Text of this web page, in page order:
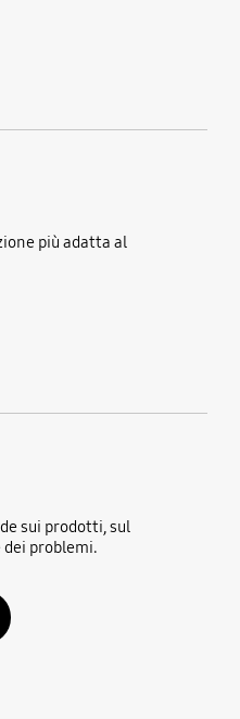
più adatta al
sui prodotti, sul
problemi.